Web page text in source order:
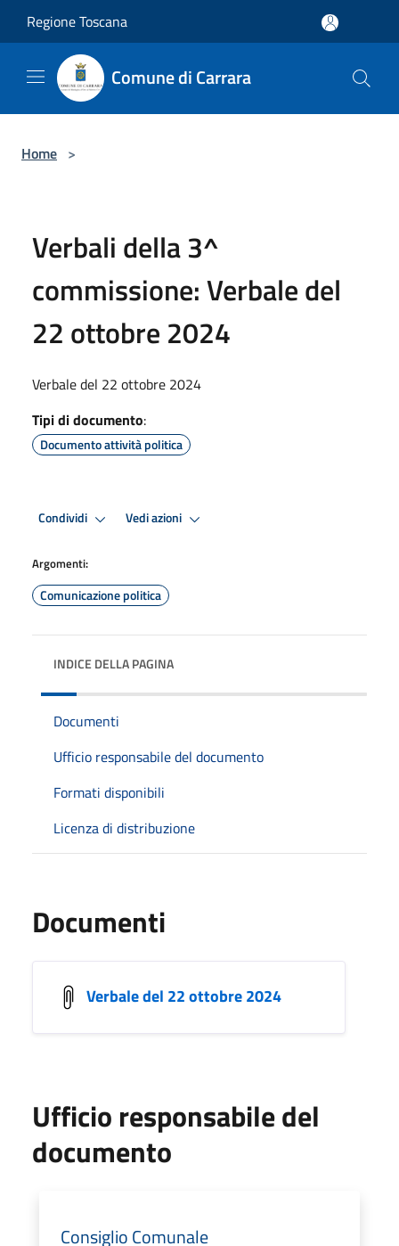
Regione Toscana
Comune di Carrara
Home >
Verbali della 3^
commissione: Verbale del
22 ottobre 2024
Verbale del 22 ottobre 2024
Tipi di documento:
Documento attività politica
Condividi Vedi azioni
Argomenti:
Comunicazione politica
INDICE DELLA PAGINA
Documenti
Ufficio responsabile del documento
Formati disponibili
Licenza di distribuzione
Documenti
Verbale del 22 ottobre 2024
Ufficio responsabile del
documento
Consiglio Comunale